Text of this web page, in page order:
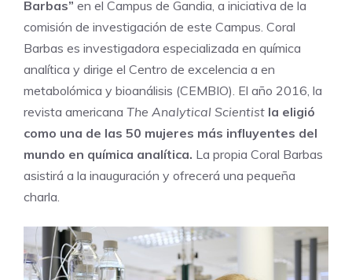
Barbas” en el Campus de Gandia, a iniciativa de la
comisión de investigación de este Campus. Coral
Barbas es investigadora especializada en química
analítica y dirige el Centro de excelencia a en
metabolómica y bioanálisis (CEMBIO). El año 2016, la
revista americana The Analytical Scientist la eligió
como una de las 50 mujeres más influyentes del
mundo en química analítica. La propia Coral Barbas
asistirá a la inauguración y ofrecerá una pequeña
charla.